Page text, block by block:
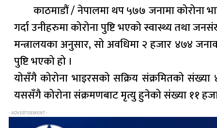
काठमाडौं / नेपालमा थप ५७७ जनामा कोरोना
गर्दा उनीहरुमा कोरोना पुष्टि भएको स्वास्थ्य तथा
मन्त्रालयका अनुसार, सो अवधिमा २ हजार ४७४
पुष्टि भएको हो ।
योसँगै कोरोना भाइरसको सक्रिय संक्रमितको
यससँगै कोरोना संक्रमणबाट मृत्यु हुनेको संख्या ११
- ADVERTISEMENT -